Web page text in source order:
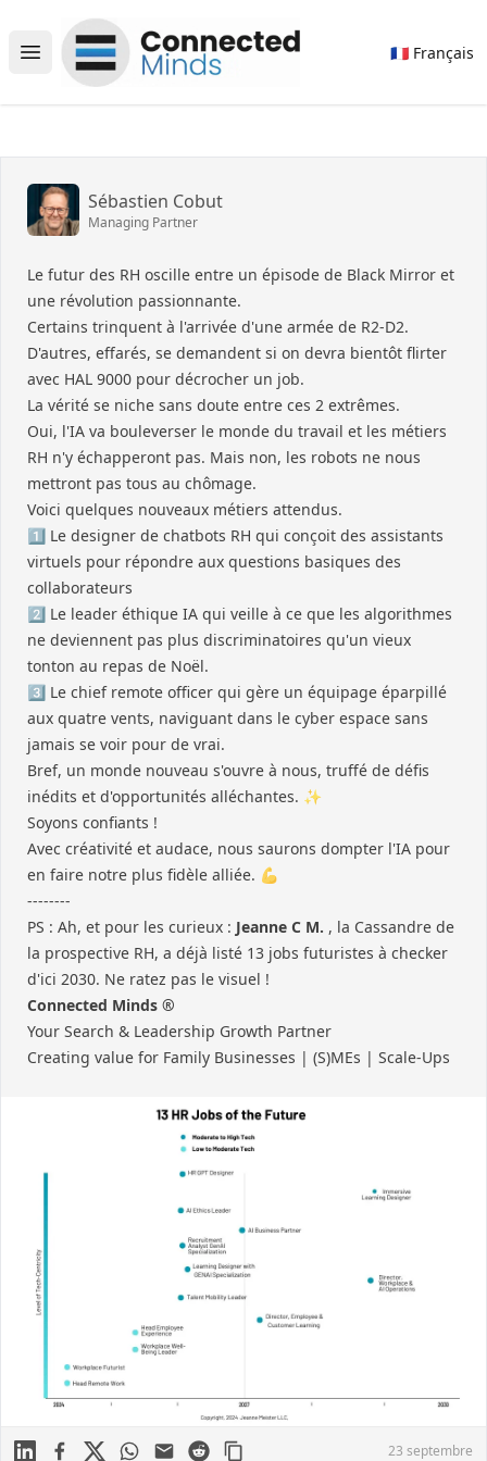
Open main menu
Connected Minds
🇫🇷 Français
Sébastien Cobut
Managing Partner
Le futur des RH oscille entre un épisode de Black Mirror et
une révolution passionnante.
Certains trinquent à l'arrivée d'une armée de R2-D2.
D'autres, effarés, se demandent si on devra bientôt flirter
avec HAL 9000 pour décrocher un job.
La vérité se niche sans doute entre ces 2 extrêmes.
Oui, l'IA va bouleverser le monde du travail et les métiers
RH n'y échapperont pas. Mais non, les robots ne nous
mettront pas tous au chômage.
Voici quelques nouveaux métiers attendus.
1️⃣ Le designer de chatbots RH qui conçoit des assistants
virtuels pour répondre aux questions basiques des
collaborateurs
2️⃣ Le leader éthique IA qui veille à ce que les algorithmes
ne deviennent pas plus discriminatoires qu'un vieux
tonton au repas de Noël.
3️⃣ Le chief remote officer qui gère un équipage éparpillé
aux quatre vents, naviguant dans le cyber espace sans
jamais se voir pour de vrai.
Bref, un monde nouveau s'ouvre à nous, truffé de défis
inédits et d'opportunités alléchantes. ✨
Soyons confiants !
Avec créativité et audace, nous saurons dompter l'IA pour
en faire notre plus fidèle alliée. 💪
--------
PS : Ah, et pour les curieux : Jeanne C M. , la Cassandre de
la prospective RH, a déjà listé 13 jobs futuristes à checker
d'ici 2030. Ne ratez pas le visuel !
Connected Minds ®
Your Search & Leadership Growth Partner
Creating value for Family Businesses | (S)MEs | Scale-Ups
LinkedinFacebook
X WhatsApp
Mail Reddit 23 septembre